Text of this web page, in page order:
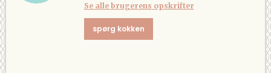
Se alle brugerens opskrifter
spørg kokken